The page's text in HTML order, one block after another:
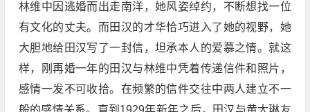
林维中因逃婚而出走南洋，她风姿绰约，不断想找一位
有文化的丈夫。而田汉的才华恰巧进入了她的视野，她
大胆地给田汉写了一封信，坦承本人的爱慕之情。就这
样，刚再婚一年的田汉与林维中凭着传递信件和照片，
感情一发不可收拾。在频繁的信件交往中两人建立不一